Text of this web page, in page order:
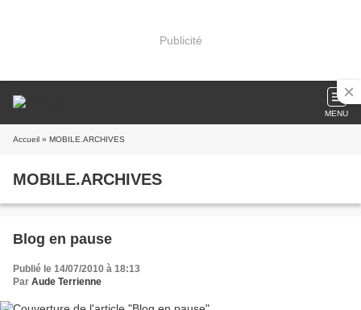
Publicité
MENU
Accueil » MOBILE.ARCHIVES
MOBILE.ARCHIVES
Blog en pause
Publié le 14/07/2010 à 18:13
Par Aude Terrienne